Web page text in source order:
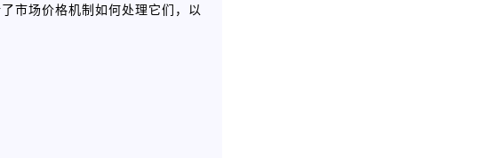
市场价格机制如何处理它们，以